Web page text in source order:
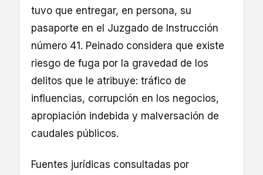
tuvo que entregar, en persona, su
pasaporte en el Juzgado de Instrucción
número 41. Peinado considera que existe
riesgo de fuga por la gravedad de los
delitos que le atribuye: tráfico de
influencias, corrupción en los negocios,
apropiación indebida y malversación de
caudales públicos.
Fuentes jurídicas consultadas por